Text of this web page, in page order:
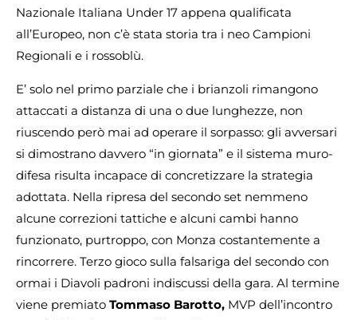
Nazionale Italiana Under 17 appena qualificata
all’Europeo, non c’è stata storia tra i neo Campioni
Regionali e i rossoblù.
E’ solo nel primo parziale che i brianzoli rimangono
attaccati a distanza di una o due lunghezze, non
riuscendo però mai ad operare il sorpasso: gli avversari
si dimostrano davvero “in giornata” e il sistema muro-
difesa risulta incapace di concretizzare la strategia
adottata. Nella ripresa del secondo set nemmeno
alcune correzioni tattiche e alcuni cambi hanno
funzionato, purtroppo, con Monza costantemente a
rincorrere. Terzo gioco sulla falsariga del secondo con
ormai i Diavoli padroni indiscussi della gara. Al termine
viene premiato Tommaso Barotto, MVP dell’incontro